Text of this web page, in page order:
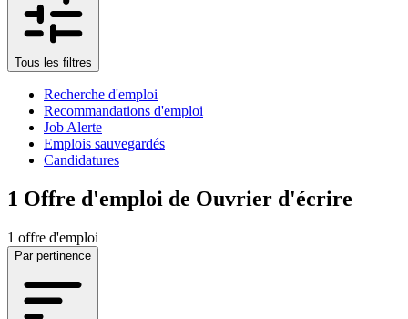
Tous les filtres
Recherche d'emploi
Recommandations d'emploi
Job Alerte
Emplois sauvegardés
Candidatures
1 Offre d'emploi de Ouvrier d'écrire
1 offre d'emploi
Par pertinence